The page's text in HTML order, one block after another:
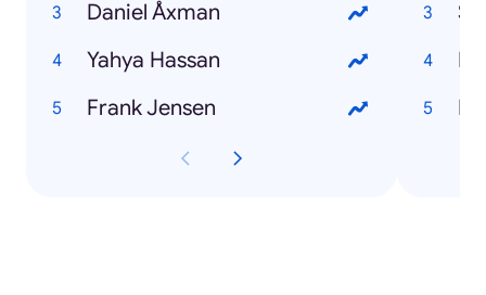
Daniel Åxman
Yahya Hassan
Frank Jensen